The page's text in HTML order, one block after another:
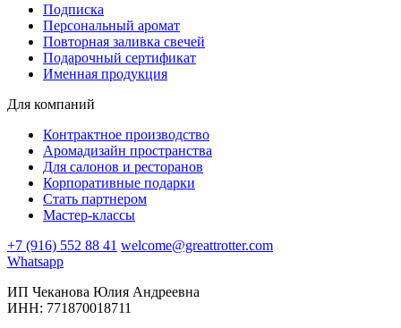
Подписка
Персональный аромат
Повторная заливка свечей
Подарочный сертификат
Именная продукция
Для компаний
Контрактное производство
Аромадизайн пространства
Для салонов и ресторанов
Корпоративные подарки
Стать партнером
Мастер-классы
+7 (916) 552 88 41 welcome@greattrotter.com
Whatsapp
ИП Чеканова Юлия Андреевна
ИНН: 771870018711